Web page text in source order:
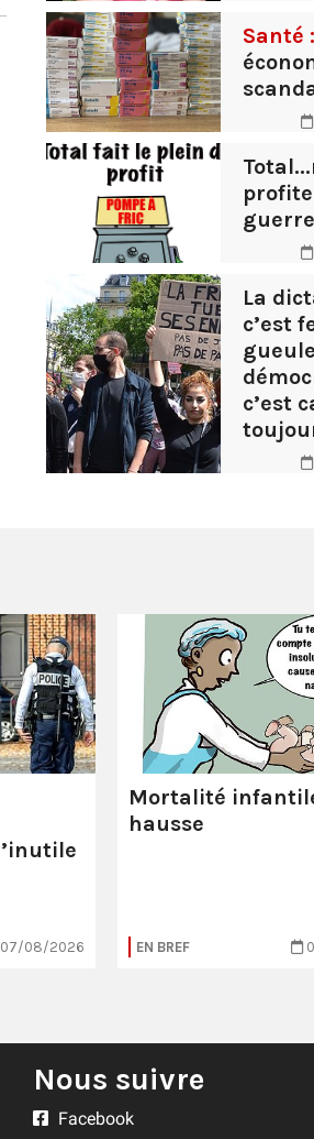
Santé :
guerre
La
c’est
c’est
08/2026
Mortalité
hausse
EN BREF
Nous suivre
Facebook